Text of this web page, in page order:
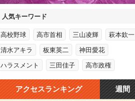
人気キーワード
高校野球 高市首相 三山凌輝 萩本欽一
清水アキラ 板東英二 神田愛花
ハラスメント 三田佳子 高市政権
アクセスランキング 週間